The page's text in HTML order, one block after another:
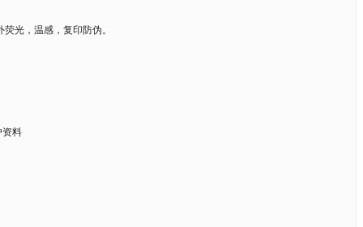
光，温感，复印防伪。
资料